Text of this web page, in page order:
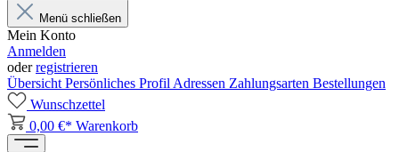
Menü schließen
Mein Konto
Anmelden
oderregistrieren
Übersicht Persönliches Profil Adressen Zahlungsarten Bestellungen
Wunschzettel
0,00 €* Warenkorb